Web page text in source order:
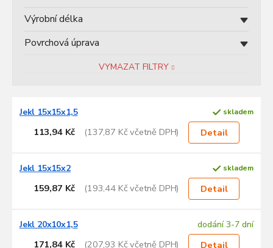
Povrchová úprava
Výrobní délka
VYMAZAT FILTRY
s
d
Jekl 15x15x1,5 skladem
113,94 Kč (137,87 Kč včetně DPH) Detail
Jekl 15x15x2 skladem
159,87 Kč (193,44 Kč včetně DPH) Detail
Jekl 20x10x1,5 dodání 3-7 dní
171,84 Kč (207,93 Kč včetně DPH) Detail